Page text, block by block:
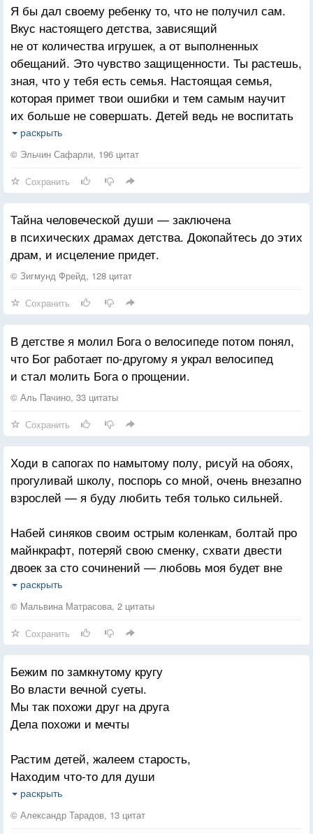
Я бы дал своему ребенку то, что не получил сам.
Вкус настоящего детства, зависящий
не от количества игрушек, а от выполненных
обещаний. Это чувство защищенности. Ты растешь,
зная, что у тебя есть семья. Настоящая семья,
которая примет твои ошибки и тем самым научит
их больше не совершать. Детей ведь не воспитать
какими-то определенными правилами и запретами.
Они воспитываются на том, что видят, слышат
раскрыть
© Эльчин Сафарли, 196 цитат
Сохранить
Тайна человеческой души — заключена
в психических драмах детства. Докопайтесь до этих
драм, и исцеление придет.
© Зигмунд Фрейд, 128 цитат
Сохранить
В детстве я молил Бога о велосипеде потом понял,
что Бог работает по-другому я украл велосипед
и стал молить Бога о прощении.
© Аль Пачино, 33 цитаты
Сохранить
Ходи в сапогах по намытому полу, рисуй на обоях,
прогуливай школу, поспорь со мной, очень внезапно
взрослей — я буду любить тебя только сильней.
Набей синяков своим острым коленкам, болтай про
майнкрафт, потеряй свою сменку, схвати двести
двоек за сто сочинений — любовь моя будет вне
всяких сомнений.
Стесняйся сказать им, что я — твоя мама. Будь
взбалмошным, глупым, наивным, беспечным — я
буду любить тебя, маленький, вечно.
Стань выше меня и впервые побрейся. Живи лучше
нас раз, как минимум, в десять. Стань взрослым,
будешь всегда моим маленьким сыном.
Увижу в тебе через годы мальчишку, с румянцем, в
сандалях, в коротких штанишках. Ты будешь
раскрыть
© Мальвина Матрасова, 2 цитаты
Сохранить
Бежим по замкнутому кругу
Во власти вечной суеты.
Мы так похожи друг на друга
Дела похожи и мечты
Растим детей, жалеем старость,
Находим что-то для души
Теряем то, что нам досталось
И верим даже в миражи!
раскрыть
© Александр Тарадов, 13 цитат